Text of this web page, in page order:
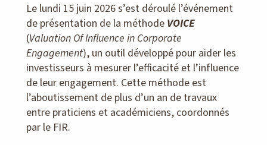
Le lundi 15 juin 2026 s’est déroulé l’événement
de présentation de la méthode VOICE
(Valuation Of Influence in Corporate
Engagement), un outil développé pour aider les
investisseurs à mesurer l’efficacité et l’influence
de leur engagement. Cette méthode est
l’aboutissement de plus d’un an de travaux
entre praticiens et académiciens, coordonnés
par le FIR.